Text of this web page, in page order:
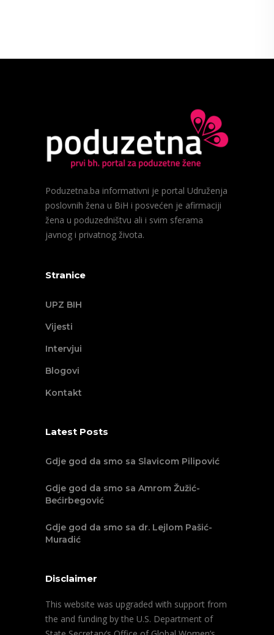
Poduzetna.ba informativni je portal Udruženja
poslovnih žena u BiH i posvećen je afirmaciji
žena u poduzedništvu ali i svim sferama
javnog i privatnog života.
Stranice
UPZ BIH
Vijesti
Intervjui
Blogovi
Kontakt
Latest Posts
Gdje god da smo sa Slavicom Pilipović
Gdje god da smo sa Amrom Žužić-
Bećirbegović
Gdje god da smo sa dr. Lejlom Pašić-
Muradić
Disclaimer
This website was upgraded with support from
the and funding by the U.S. Department of